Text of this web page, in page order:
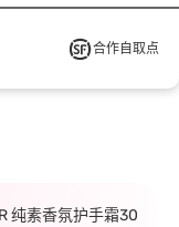
合作自取点
纯素香氛护手霜30